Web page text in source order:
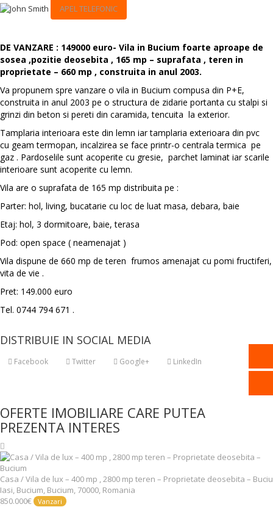
APEL TELEFONIC
DE VANZARE : 149000 euro- Vila in Bucium foarte aproape de
sosea ,pozitie deosebita , 165 mp – suprafata , teren in
proprietate – 660 mp , construita in anul 2003.
Va propunem spre vanzare o vila in Bucium compusa din P+E,
construita in anul 2003 pe o structura de zidarie portanta cu stalpi si
grinzi din beton si pereti din caramida, tencuita la exterior.
Tamplaria interioara este din lemn iar tamplaria exterioara din pvc
cu geam termopan, incalzirea se face printr-o centrala termica pe
gaz . Pardoselile sunt acoperite cu gresie, parchet laminat iar scarile
interioare sunt acoperite cu lemn.
Vila are o suprafata de 165 mp distribuita pe :
Parter: hol, living, bucatarie cu loc de luat masa, debara, baie
Etaj: hol, 3 dormitoare, baie, terasa
Pod: open space ( neamenajat )
Vila dispune de 660 mp de teren frumos amenajat cu pomi fructiferi,
vita de vie .
Pret: 149.000 euro
Tel. 0744 794 671 .
DISTRIBUIE IN SOCIAL MEDIA
Facebook Twitter Google+ LinkedIn
OFERTE IMOBILIARE CARE PUTEA
PREZENTA INTERES
Casa / Vila de lux – 400 mp , 2800 mp teren – Proprietate deosebita –
Iasi, Bucium, Bucium, 70000, Romania
850.000€
Vanzari